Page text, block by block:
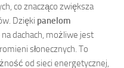
co znacząco zwiększa
Dzięki panelom
dachach, możliwe jest
słonecznych. To
od sieci energetycznej,